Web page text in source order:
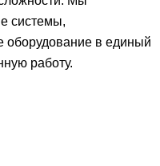
системы,
оборудование в единый
работу.